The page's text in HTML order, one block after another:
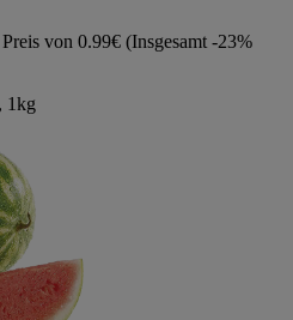
von 0.99€ (Insgesamt -23%
1kg